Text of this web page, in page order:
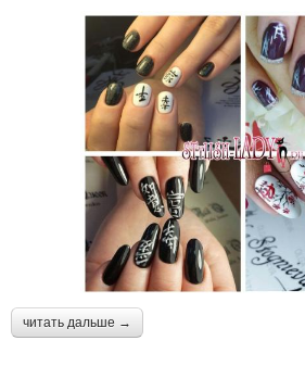
читать дальше →